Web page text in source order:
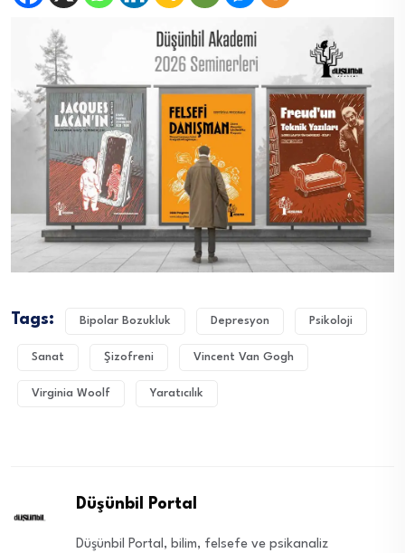
Tags: Bipolar Bozukluk Depresyon Psikoloji
Sanat Şizofreni Vincent Van Gogh
Virginia Woolf Yaratıcılık
Düşünbil Portal
Düşünbil Portal, bilim, felsefe ve psikanaliz